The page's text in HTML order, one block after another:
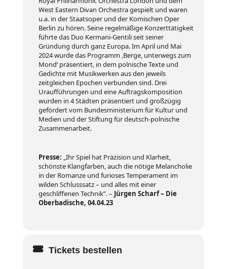
West Eastern Divan Orchestra gespielt und waren
u.a. in der Staatsoper und der Komischen Oper
Berlin zu hören. Seine regelmäßige Konzerttätigkeit
führte das Duo Kermani-Gentili seit seiner
Gründung durch ganz Europa. Im April und Mai
2024 wurde das Programm ‚Berge, unterwegs zum
Mond‘ präsentiert, in dem polnische Texte und
Gedichte mit Musikwerken aus den jeweils
zeitgleichen Epochen verbunden sind. Drei
Uraufführungen und eine Auftragskomposition
wurden in 4 Städten präsentiert und großzügig
gefördert vom Bundesministerium für Kultur und
Medien und der Stiftung für deutsch-polnische
Zusammenarbeit.
Presse: „Ihr Spiel hat Präzision und Klarheit,
schönste Klangfarben, auch die nötige Melancholie
in der Romanze und furioses Temperament im
wilden Schlusssatz – und alles mit einer
geschliffenen Technik”. – Jürgen Scharf – Die
Oberbadische, 04.04.23
Tickets bestellen